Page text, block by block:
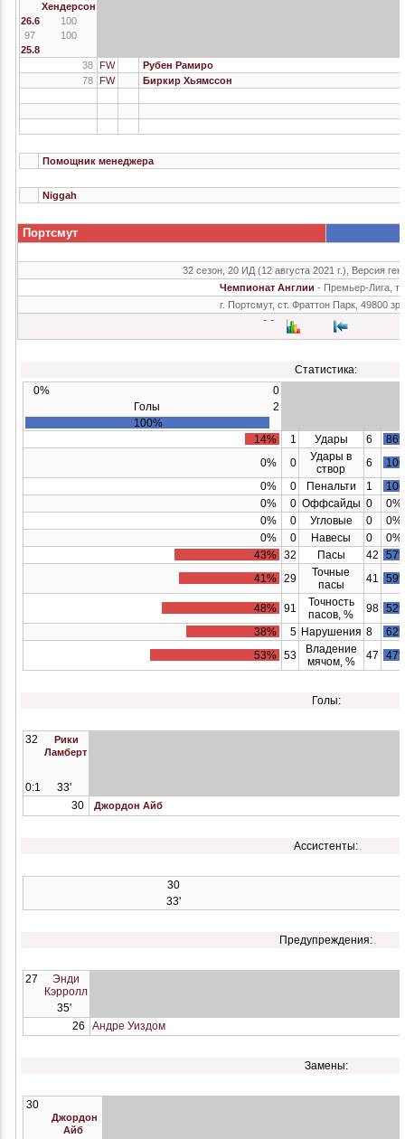
Хендерсон
26.6
100
97
100
25.8
38
FW
Рубен Рамиро
78
FW Биркир Хьямссон
Помощник менеджера
Niggah
Портсмут
32 сезон, 20 ИД (12 августа 2021 г.), Версия
Чемпионат Англии - Премьер-Лига,
г. Портсмут, ст. Фраттон Парк, 49800
Статистика:
0%
0
Голы
2
100%
14%
1 Удары 6
0%
0
Удары в
створ
6
0%
0 Пенальти 1
0%
0 Оффсайды 0
0%
0%
0 Угловые 0
0%
0%
0 Навесы 0
0%
43% 32 Пасы 42
41% 29
Точные
пасы
41
48% 91
Точность
пасов, %
98
38%
5 Нарушения 8
53% 53
Владение
мячом, %
47
Голы:
32
Рики
Ламберт
0:1
33'
30
Джордон Айб
Ассистенты:
30
33'
Предупреждения:
27
Энди
Кэрролл
35'
26
Андре Уиздом
Замены:
30
Джордон
Айб